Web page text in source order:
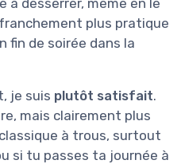
plus pratique
fin de soirée dans la
je suis plutôt satisfait.
mais clairement plus
à trous, surtout
si tu passes ta journée à